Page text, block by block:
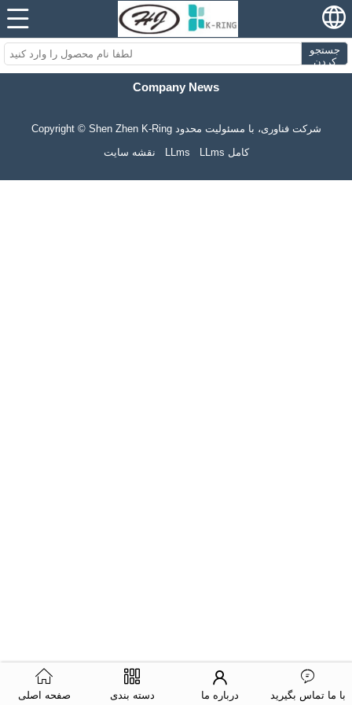
جستجو
کردن
Company News
Copyright © Shen Zhen K-Ring شرکت فناوری، با مسئولیت محدود
نقشه سایت
LLms LLms کامل
صفحه اصلی دسته بندی درباره ما با ما تماس بگیرید